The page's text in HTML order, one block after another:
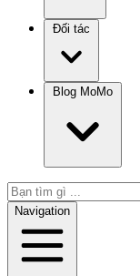
Đối tác
Blog MoMo
Navigation